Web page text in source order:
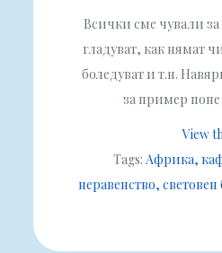
Всички сме чували
гладуват, как нямат
боледуват и т.н.
за пример
View
Tags: Африка
неравенство световен